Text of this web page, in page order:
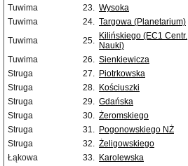
Tuwima 23. Wysoka
Tuwima
24. Targowa (Planetarium)
Tuwima
25. Kilińskiego (EC1 Centr.
Nauki)
Tuwima 26. Sienkiewicza
Struga
27. Piotrkowska
Struga
28. Kościuszki
Struga
29. Gdańska
Struga
30. Żeromskiego
Struga
31. Pogonowskiego NŻ
Struga
32. Żeligowskiego
Łąkowa
33. Karolewska